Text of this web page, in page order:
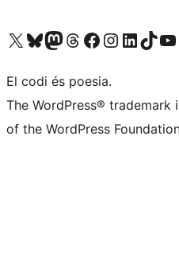
Visiteu el nostre compte X (abans Twitter)
Visiteu el nostre compte de Bluesky
Visiteu el nostre compte al Mastodon
Visiteu el nostre compte de Threads
Visiteu la nostra pàgina al Facebook
Visiteu el nostre compte
Visiteu el nostre compte de
Visiteu el nostreVisiteu
El codi és poesia.
The WordPress®
of the WordPress